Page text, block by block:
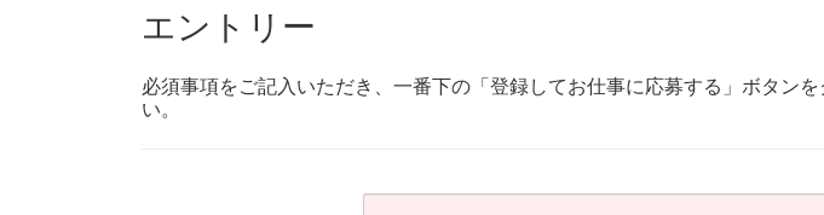
エントリー
必須事項をご記入いただき、一番下の「登録してお仕事に応募する」ボタン
い。